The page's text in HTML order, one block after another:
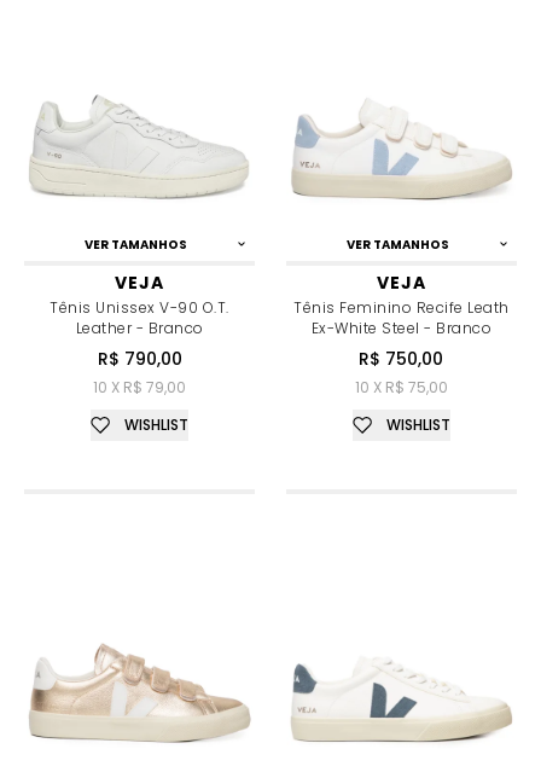
VER TAMANHOS
VEJA
Tênis Unissex V-90 O.T.
Leather - Branco
R$ 790,00
10 X R$ 79,00
WISHLIST
VER TAMANHOS
VEJA
Tênis Feminino Recife Leath
Ex-White Steel - Branco
R$ 750,00
10 X R$ 75,00
WISHLIST